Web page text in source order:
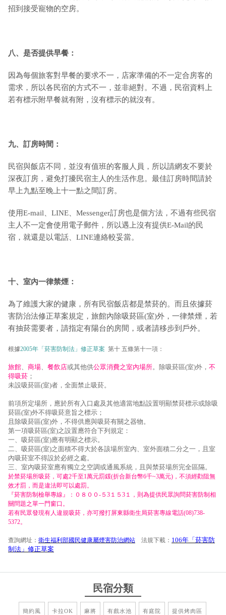
招到接受寵物的空房。
八、是否提供早餐：
因為每個旅客對早餐的要求不一，店家準備的不一定合房客的
需求，所以各民宿的方式不一，並非絕對。不過，民宿資料上
若有標示附早餐就有附，沒有標示的就沒有。
九、訂房時間：
民宿與飯店不同，並沒有值班的客服人員，所以請網友不要於
深夜訂房，避免打擾民宿主人的生活作息。最佳訂房時間請於
早上九點至晚上十一點之間訂房。
使用E-mail、LINE、Messenger訂房也是個方法，不過有些民宿
主人不一定會使用電子郵件，所以遇上沒有提供E-Mail的民
宿，就還是以電話、LINE連絡較妥當。
十、室內一律禁煙：
為了維護大家的健康，所有民宿飯店都是禁菸的。而且依據菸
害防治法修正草案規定，旅館內除吸菸區(室)外，一律禁煙，若
有抽菸需要者，請指定有陽台的房間，或者請移步到戶外。
根據2005年「菸害防制法」修正草案 第十 五條第十一項：
旅館、 商場、 餐飲店或其他供公眾消費之室內場所。除吸菸區(室)外， 不
得吸菸 ；
未設吸菸區(室)者，全面禁止吸菸。
前項所定場所，應於所有入口處及其他適當地點設置明顯禁菸標示或除吸
菸區(室)外不得吸菸意旨之標示；
且除吸菸區(室)外，不得供應與吸菸有關之器物。
第一項吸菸區(室)之設置應符合下列規定：
一、吸菸區(室)應有明顯之標示。
二、吸菸區(室)之面積不得大於各該場所室內、室外面積二分之一，且室
內吸菸室不得設於必經之處。
三、室內吸菸室應有獨立之空調或通風系統，且與禁菸場所完全區隔。
於禁菸場所吸菸，可處2千至1萬元罰鍰(折合新台幣6千~3萬元)，不須經勸阻無
效才罰，而是違法即可以處罰。
『菸害防制檢舉專線』：０８００-５3１５3１，則為提供民眾詢問菸害防制相
關問題之單一門窗口。
若有民眾發現有人違規吸菸，亦可撥打屏東縣衛生局菸害專線電話(08)738-
5372。
查詢網址： 衛生福利部國民健康屬煙害防治網站 法規下載： 106年「菸害防
制法」修正草案
民宿分類
簡約風 卡拉OK 麻將 有戲水池 有庭院 提供烤肉區